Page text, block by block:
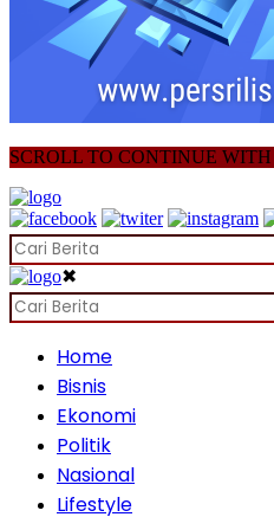
SCROLL TO CONTINUE
✖
Home
Bisnis
Ekonomi
Politik
Nasional
Lifestyle